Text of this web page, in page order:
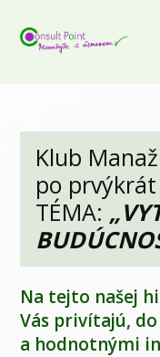
Klub
po prvýkrát
TÉMA: „
Na tejto našej
Vás privítajú,
a hodnotnými